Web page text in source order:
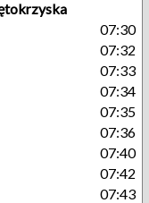
07:30
07:32
07:33
07:34
07:35
07:36
07:40
07:42
07:43